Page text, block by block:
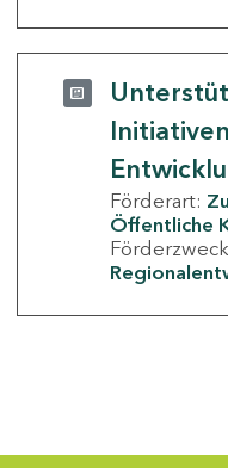
Förderart:
Öffentliche